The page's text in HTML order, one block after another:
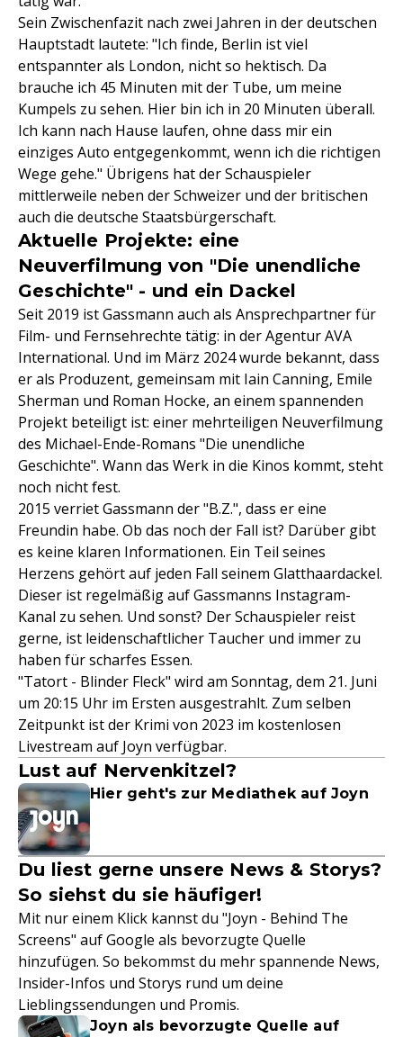
Sein Zwischenfazit nach zwei Jahren in der deutschen
Hauptstadt lautete: "Ich finde, Berlin ist viel
entspannter als London, nicht so hektisch. Da
brauche ich 45 Minuten mit der Tube, um meine
Kumpels zu sehen. Hier bin ich in 20 Minuten überall.
Ich kann nach Hause laufen, ohne dass mir ein
einziges Auto entgegenkommt, wenn ich die richtigen
Wege gehe." Übrigens hat der Schauspieler
mittlerweile neben der Schweizer und der britischen
auch die deutsche Staatsbürgerschaft.
Aktuelle Projekte: eine
Neuverfilmung von "Die unendliche
Geschichte" - und ein Dackel
Seit 2019 ist Gassmann auch als Ansprechpartner für
Film- und Fernsehrechte tätig: in der Agentur AVA
International. Und im März 2024 wurde bekannt, dass
er als Produzent, gemeinsam mit Iain Canning, Emile
Sherman und Roman Hocke, an einem spannenden
Projekt beteiligt ist: einer mehrteiligen Neuverfilmung
des Michael-Ende-Romans "Die unendliche
Geschichte". Wann das Werk in die Kinos kommt, steht
noch nicht fest.
2015 verriet Gassmann der "B.Z.", dass er eine
Freundin habe. Ob das noch der Fall ist? Darüber gibt
es keine klaren Informationen. Ein Teil seines
Herzens gehört auf jeden Fall seinem Glatthaardackel.
Dieser ist regelmäßig auf Gassmanns Instagram-
Kanal zu sehen. Und sonst? Der Schauspieler reist
gerne, ist leidenschaftlicher Taucher und immer zu
haben für scharfes Essen.
"Tatort - Blinder Fleck" wird am Sonntag, dem 21. Juni
um 20:15 Uhr im Ersten ausgestrahlt. Zum selben
Zeitpunkt ist der Krimi von 2023 im kostenlosen
Livestream auf Joyn verfügbar.
Lust auf Nervenkitzel?
Hier geht's zur Mediathek auf Joyn
Du liest gerne unsere News & Storys?
So siehst du sie häufiger!
Mit nur einem Klick kannst du "Joyn - Behind The
Screens" auf Google als bevorzugte Quelle
hinzufügen. So bekommst du mehr spannende News,
Insider-Infos und Storys rund um deine
Lieblingssendungen und Promis.
Joyn als bevorzugte Quelle auf